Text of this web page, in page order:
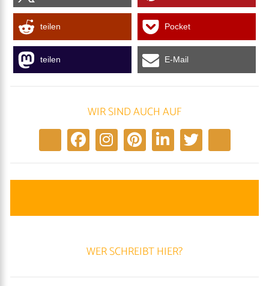
teilen Pocket
teilen E-Mail
WIR SIND AUCH AUF
WER SCHREIBT HIER?